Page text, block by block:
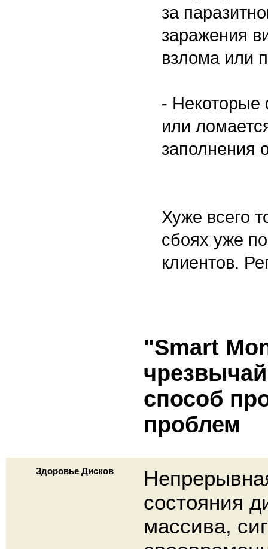
за
заражения
взлома или
- Некоторые
или
заполнения
Хуже всего
сбоях уже
клиентов.
"Smart
способ
проблем
Здоровье Дисков
состояния
массива,